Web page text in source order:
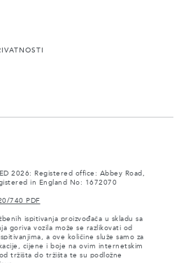
2026: Registered office: Abbey Road,
in England No: 1672070
740 PDF
ispitivanja proizvođača u skladu sa
goriva vozila može se razlikovati od
a ove količine služe samo za
cijene i boje na ovim internetskim
tržišta do tržišta te su podložne